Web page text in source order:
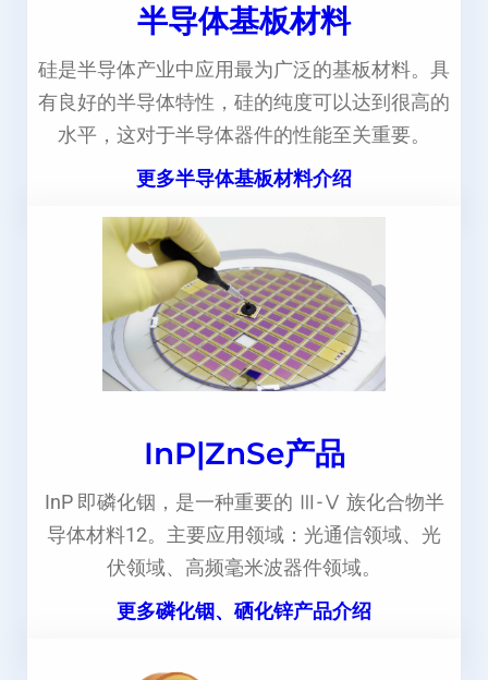
半导体基板材料
硅是半导体产业中应用最为广泛的基板材料。具
有良好的半导体特性，硅的纯度可以达到很高的
水平，这对于半导体器件的性能至关重要。
更多半导体基板材料介绍
InP|ZnSe产品
InP 即磷化铟，是一种重要的 Ⅲ-Ⅴ 族化合物半
导体材料12。主要应用领域：光通信领域、光
伏领域、高频毫米波器件领域。
更多磷化铟、硒化锌产品介绍